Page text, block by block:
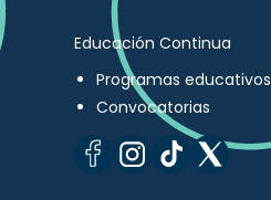
Educación Continua
Programas educativos
Convocatorias